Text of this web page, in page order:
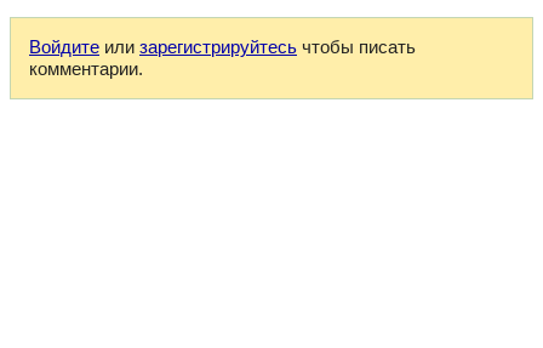
Войдите или зарегистрируйтесь чтобы писать
комментарии.